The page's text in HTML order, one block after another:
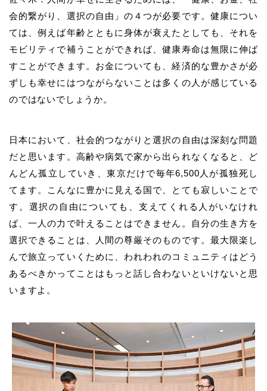
会的繋がり、選択の自由」の４つが必要です。健康につい
ては、例えば年齢とともに身体が衰えたとしても、それを
モビリティで補うことができれば、健康寿命は無限に伸ば
すことができます。お金についても、経済的な豊かさが必
ずしも幸せにはつながらないことは多くの人が感じている
のではないでしょうか。
日本において、社会的つながりと選択の自由は深刻な問題
だと思います。高齢や病気で家から出られなくなると、ど
んどん孤立していき、東京だけで毎年6,500人が孤独死し
てます。こんなに豊かに見える国で、とても寂しいことで
す。選択の自由についても、支えてくれる人がいなけれ
ば、一人の力で叶えることはできません。自分の生き方を
選択できることは、人間の尊厳そのものです。最大限楽し
んで旅立っていくために、われわれのコミュニティはどう
あるべきかってことはもっと話し合わないといけないと思
いますよ。